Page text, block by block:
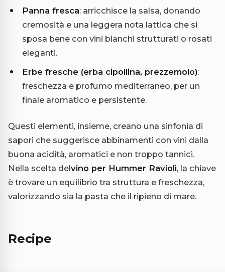
Panna fresca: arricchisce la salsa, donando
cremosità e una leggera nota lattica che si
sposa bene con vini bianchi strutturati o rosati
eleganti.
Erbe fresche (erba cipollina, prezzemolo):
freschezza e profumo mediterraneo, per un
finale aromatico e persistente.
Questi elementi, insieme, creano una sinfonia di
sapori che suggerisce abbinamenti con vini dalla
buona acidità, aromatici e non troppo tannici.
Nella scelta delvino per Hummer Ravioli, la chiave
è trovare un equilibrio tra struttura e freschezza,
valorizzando sia la pasta che il ripieno di mare.
Recipe